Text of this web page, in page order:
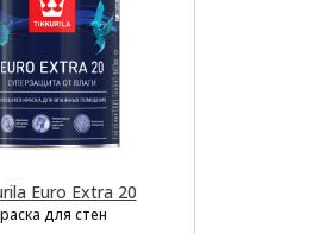
Euro Extra 20
для стен